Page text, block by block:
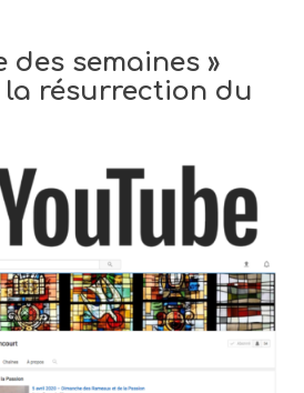
des semaines »
la résurrection du